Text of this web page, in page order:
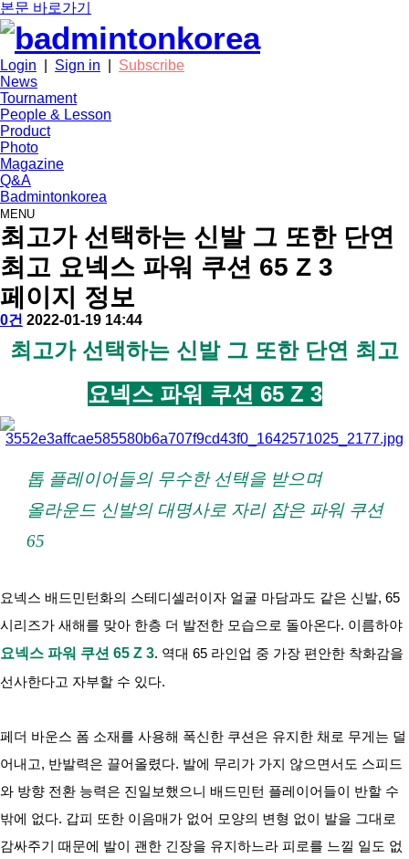
본문 바로가기
Login Sign in
Subscribe
News
Tournament
People & Lesson
Product
Photo
Magazine
Q&A
Badmintonkorea
MENU
product
최고가 선택하는 신발 그 또한 단연
최고 요넥스 파워 쿠션 65 Z 3
페이지 정보
작
자
배
민
아
댓
0건 작
일
2022-01-19 14:44
본최고가 선택하는 신발 그 또한 단연 최고
요넥스 파워 쿠션 65 Z 3
톱 플레이어들의 무수한 선택을 받으며
올라운드 신발의 대명사로 자리 잡은 파워 쿠션
65
요넥스 배드민턴화의 스테디셀러이자 얼굴 마담과도 같은 신발, 65
요넥스 파워 쿠션 65 Z 3. 역대 65 라인업 중 가장 편안한 착화감을
선사한다고 자부할 수 있다.
페더 바운스 폼 소재를 사용해 폭신한 쿠션은 유지한 채로 무게는 덜
어내고, 반발력은 끌어올렸다. 발에 무리가 가지 않으면서도 스피드
와 방향 전환 능력은 진일보했으니 배드민턴 플레이어들이 반할 수
밖에 없다. 갑피 또한 이음매가 없어 모양의 변형 없이 발을 그대로
감싸주기 때문에 발이 괜한 긴장을 유지하느라 피로를 느낄 일도 없